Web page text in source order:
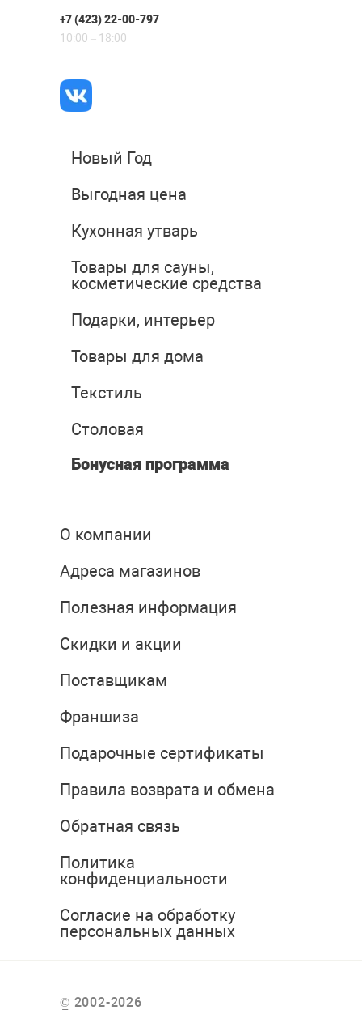
+7 (423) 22-00-797
10:00 – 18:00
Новый Год
Выгодная цена
Кухонная утварь
Товары для сауны,
косметические средства
Подарки, интерьер
Товары для дома
Текстиль
Столовая
Бонусная программа
О компании
Адреса магазинов
Полезная информация
Скидки и акции
Поставщикам
Франшиза
Подарочные сертификаты
Правила возврата и обмена
Обратная связь
Политика
конфиденциальности
Согласие на обработку
персональных данных
© 2002-2026